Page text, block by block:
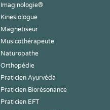
Imaginologie®
Kinesiologue
Magnetiseur
Musicothérapeute
Naturopathe
Orthopédie
Praticien Ayurvéda
Praticien Biorésonance
Praticien EFT